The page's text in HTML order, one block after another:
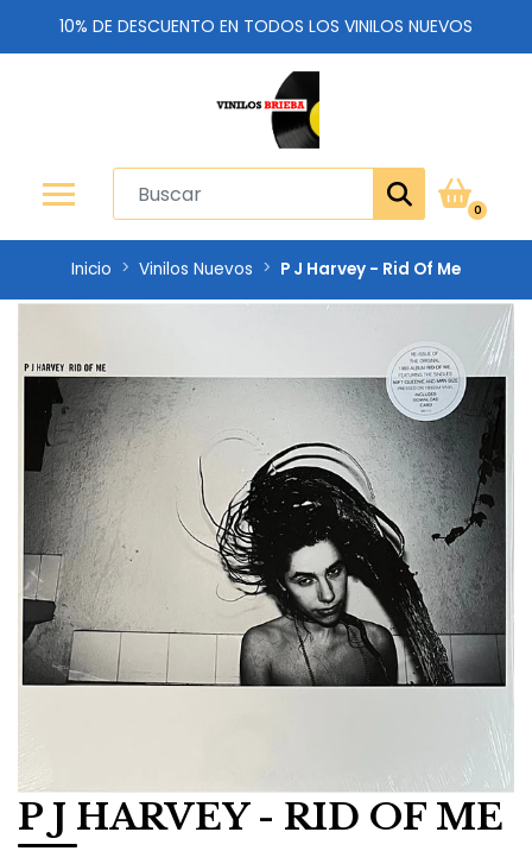
10% DE DESCUENTO EN TODOS LOS VINILOS NUEVOS
0
Inicio Vinilos Nuevos P J Harvey - Rid Of Me
P J HARVEY - RID OF ME